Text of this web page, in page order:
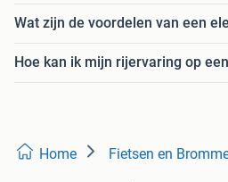
Wat zijn de voordelen van een
Hoe kan ik mijn rijervaring op
Home Fietsen en